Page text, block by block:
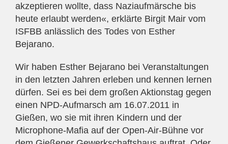
akzeptieren wollte, dass Naziaufmärsche bis
heute erlaubt werden«, erklärte Birgit Mair vom
ISFBB anlässlich des Todes von Esther
Bejarano.
Wir haben Esther Bejarano bei Veranstaltungen
in den letzten Jahren erleben und kennen lernen
dürfen. Sei es bei dem großen Aktionstag gegen
einen NPD-Aufmarsch am 16.07.2011 in
Gießen, wo sie mit ihren Kindern und der
Microphone-Mafia auf der Open-Air-Bühne vor